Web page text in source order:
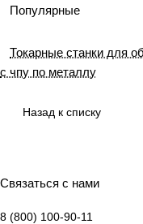
Популярные
Токарные станки для
с чпу по металлу
Назад к списку
Связаться с нами
8 (800) 100-90-11